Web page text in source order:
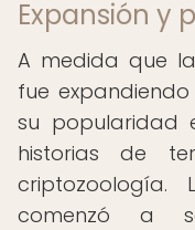
Expansión y
A medida que
fue
su popularidad
historias de
criptozoología.
comenzó a